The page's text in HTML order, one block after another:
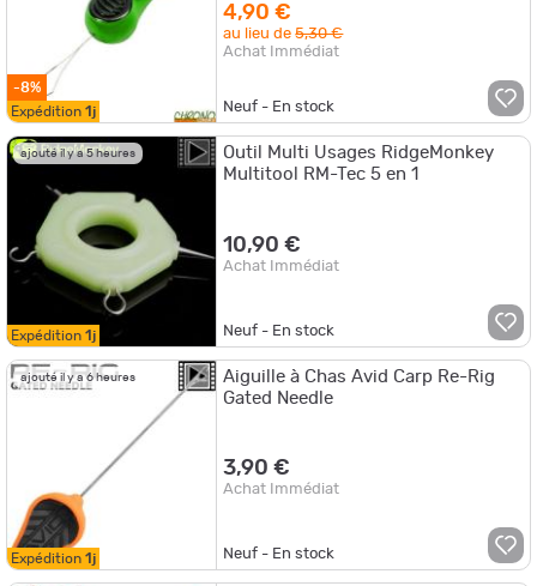
-8%
Expédition 1j
4,90 €
au lieu de5,30 €
Achat Immédiat
Neuf - En stock
ajouté il y a 5 heures
Expédition 1j
Outil Multi Usages RidgeMonkey
Multitool RM-Tec 5 en 1
10,90 €
Achat Immédiat
Neuf - En stock
ajouté il y a 6 heures
Expédition 1j
Aiguille à Chas Avid Carp Re-Rig
Gated Needle
3,90 €
Achat Immédiat
Neuf - En stock